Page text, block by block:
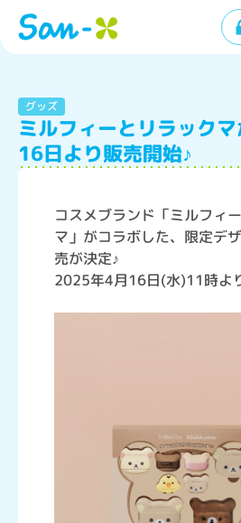
グッズ
ミルフィーとリラック
16日より販売開始♪
コスメブランド「ミルフィ
マ」がコラボした、限定デ
売が決定♪
2025年4月16日(水)11時よ